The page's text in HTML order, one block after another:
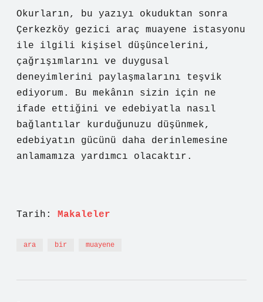
Okurların, bu yazıyı okuduktan sonra
Çerkezköy gezici araç muayene istasyonu
ile ilgili kişisel düşüncelerini,
çağrışımlarını ve duygusal
deneyimlerini paylaşmalarını teşvik
ediyorum. Bu mekânın sizin için ne
ifade ettiğini ve edebiyatla nasıl
bağlantılar kurduğunuzu düşünmek,
edebiyatın gücünü daha derinlemesine
anlamamıza yardımcı olacaktır.
Tarih: Makaleler
ara bir muayene